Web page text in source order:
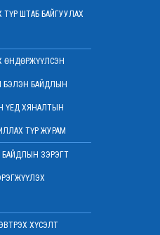
майнинг энд
хянан
хуралдаан
хуралдаан
ТҮР ШТАБ БАЙГУУЛАХ
ӨНДӨРЖҮҮЛСЭН
БЭЛЭН БАЙДЛЫН
ҮЕД ХЯНАЛТЫН
ТҮР ЖУРАМ
ЗЭРЭГТ
ХҮСЭЛТ